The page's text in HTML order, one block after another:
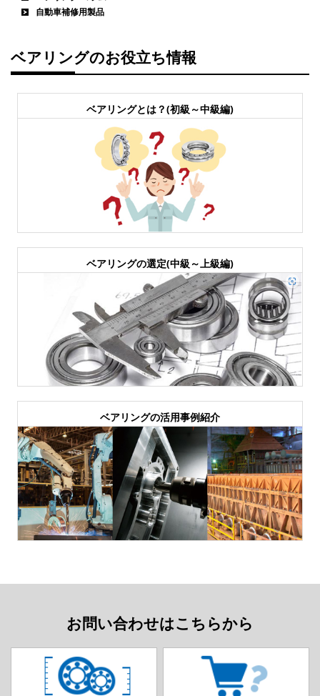
自動車補修用製品
ベアリングのお役立ち情報
ベアリングとは？(初級～中級編)
ベアリングの選定(中級～上級編)
ベアリングの活用事例紹介
お問い合わせはこちらから